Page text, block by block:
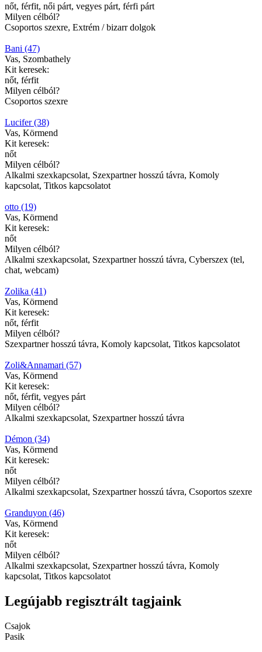
nőt, férfit, női párt, vegyes párt, férfi párt
Milyen célból?
Csoportos szexre, Extrém / bizarr dolgok
Bani (47)
Vas, Szombathely
Kit keresek:
nőt, férfit
Milyen célból?
Csoportos szexre
Lucifer (38)
Vas, Körmend
Kit keresek:
nőt
Milyen célból?
Alkalmi szexkapcsolat, Szexpartner hosszú távra, Komoly
kapcsolat, Titkos kapcsolatot
otto (19)
Vas, Körmend
Kit keresek:
nőt
Milyen célból?
Alkalmi szexkapcsolat, Szexpartner hosszú távra, Cyberszex (tel,
chat, webcam)
Zolika (41)
Vas, Körmend
Kit keresek:
nőt, férfit
Milyen célból?
Szexpartner hosszú távra, Komoly kapcsolat, Titkos kapcsolatot
Zoli&Annamari (57)
Vas, Körmend
Kit keresek:
nőt, férfit, vegyes párt
Milyen célból?
Alkalmi szexkapcsolat, Szexpartner hosszú távra
Démon (34)
Vas, Körmend
Kit keresek:
nőt
Milyen célból?
Alkalmi szexkapcsolat, Szexpartner hosszú távra, Csoportos szexre
Granduyon (46)
Vas, Körmend
Kit keresek:
nőt
Milyen célból?
Alkalmi szexkapcsolat, Szexpartner hosszú távra, Komoly
kapcsolat, Titkos kapcsolatot
Legújabb regisztrált tagjaink
Csajok
Pasik